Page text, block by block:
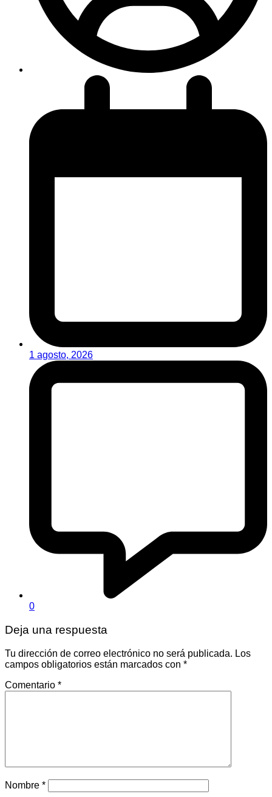
1 agosto, 2026
0
Deja una respuesta
Tu dirección de correo electrónico no será publicada. Los
campos obligatorios están marcados con *
Comentario *
Nombre *